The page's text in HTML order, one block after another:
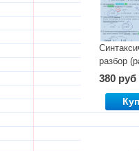
разбор
тетрадь)
380 руб